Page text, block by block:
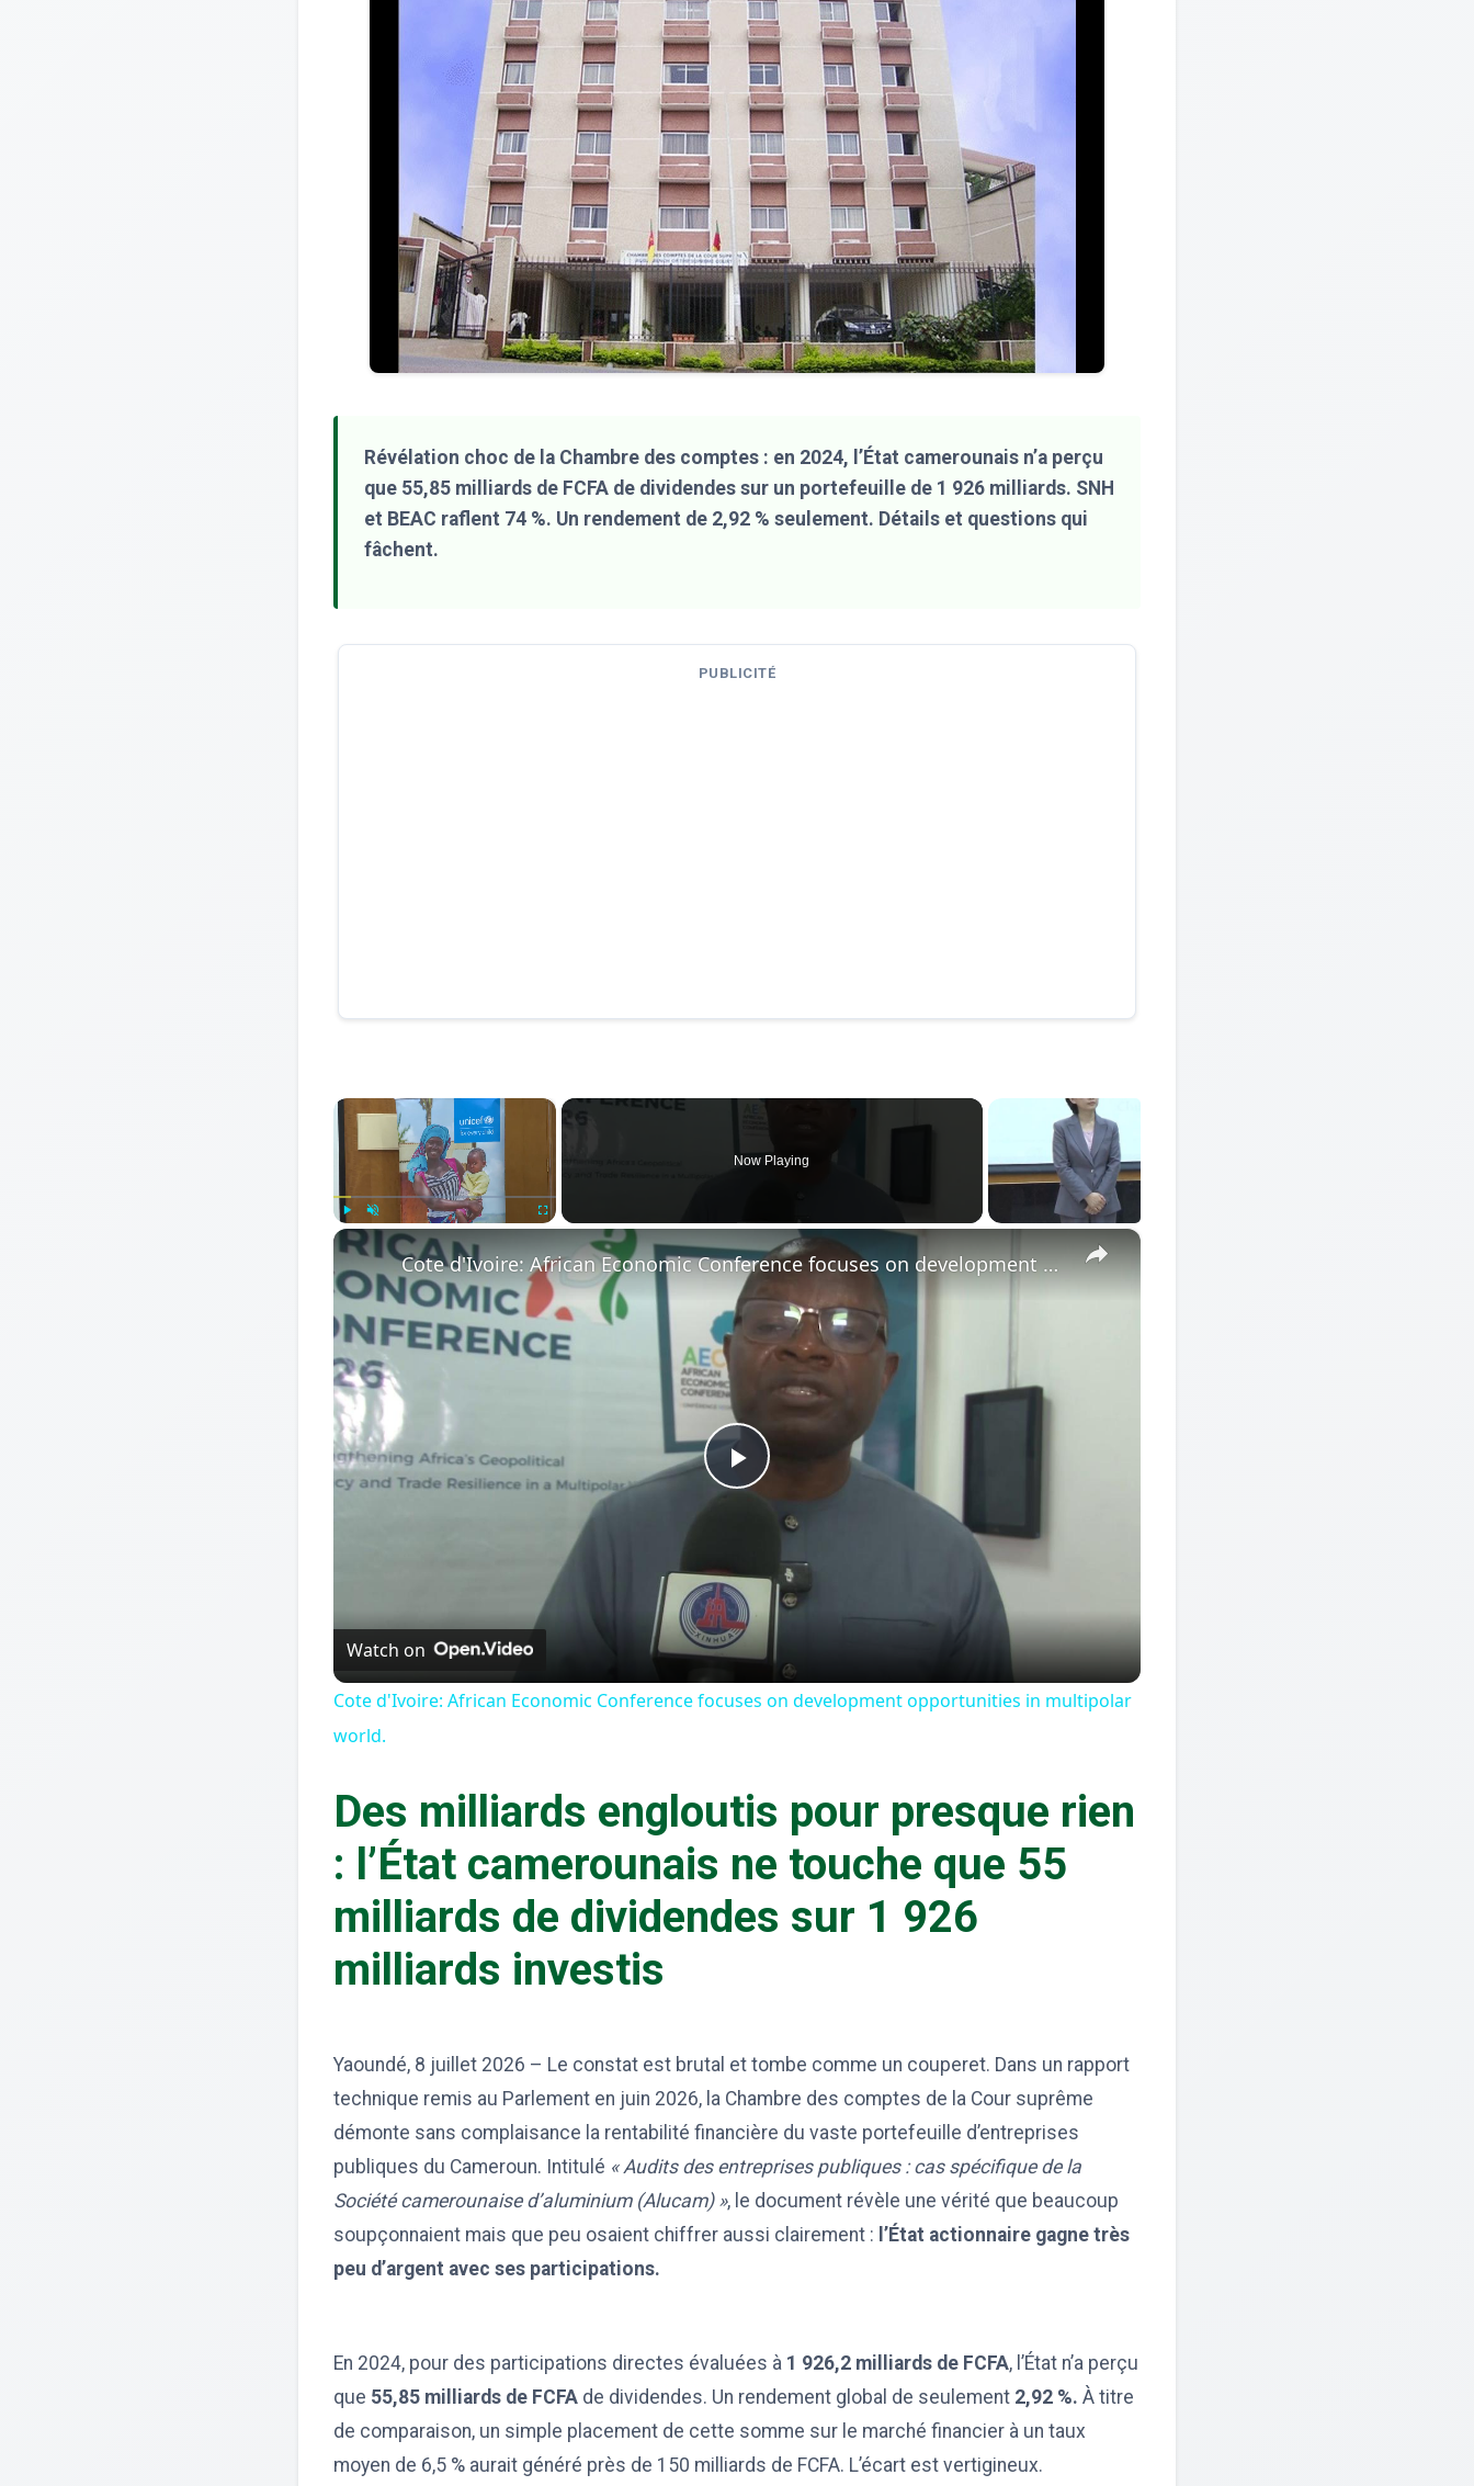
Révélation choc de la Chambre des comptes : en 2024, l’État camerounais n’a perçu
que 55,85 milliards de FCFA de dividendes sur un portefeuille de 1 926 milliards. SNH
et BEAC raflent 74 %. Un rendement de 2,92 % seulement. Détails et questions qui
fâchent.
PUBLICITÉ
×
Play Unmute
Now Playing
×
Play
Video
Cote d'Ivoire: African Economic Conference focuses on development opportunities in multipolar world.
Watch on
Cote d'Ivoire: African Economic Conference focuses on development opportunities in multipolar
world.
Des milliards engloutis pour presque rien
: l’État camerounais ne touche que 55
milliards de dividendes sur 1 926
milliards investis
Yaoundé, 8 juillet 2026 – Le constat est brutal et tombe comme un couperet. Dans un rapport
technique remis au Parlement en juin 2026, la Chambre des comptes de la Cour suprême
démonte sans complaisance la rentabilité financière du vaste portefeuille d’entreprises
publiques du Cameroun. Intitulé « Audits des entreprises publiques : cas spécifique de la
Société camerounaise d’aluminium (Alucam) », le document révèle une vérité que beaucoup
soupçonnaient mais que peu osaient chiffrer aussi clairement : l’État actionnaire gagne très
peu d’argent avec ses participations.
En 2024, pour des participations directes évaluées à 1 926,2 milliards de FCFA, l’État n’a perçu
que 55,85 milliards de FCFA de dividendes. Un rendement global de seulement 2,92 %. À titre
de comparaison, un simple placement de cette somme sur le marché financier à un taux
moyen de 6,5 % aurait généré près de 150 milliards de FCFA. L’écart est vertigineux.